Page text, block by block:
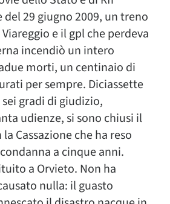
29 giugno 2009, un treno
e il gpl che perdeva
incendiò un intero
morti, un centinaio di
per sempre. Diciassette
gradi di giudizio,
udienze, si sono chiusi il
Cassazione che ha reso
a cinque anni.
a Orvieto. Non ha
nulla: il guasto